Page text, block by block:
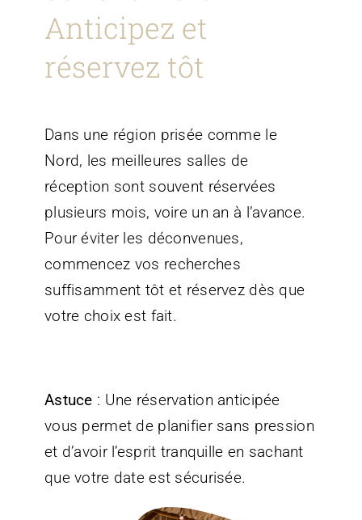
Anticipez et
réservez tôt
Dans une région prisée comme le
Nord, les meilleures salles de
réception sont souvent réservées
plusieurs mois, voire un an à l’avance.
Pour éviter les déconvenues,
commencez vos recherches
suffisamment tôt et réservez dès que
votre choix est fait.
Astuce : Une réservation anticipée
vous permet de planifier sans pression
et d’avoir l’esprit tranquille en sachant
que votre date est sécurisée.